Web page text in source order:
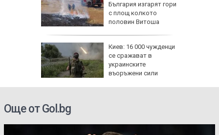
България изгарят гори
с площ колкото
половин Витоша
Киев: 16 000 чужденци
се сражават в
украинските
въоръжени сили
Още от Gol.bg